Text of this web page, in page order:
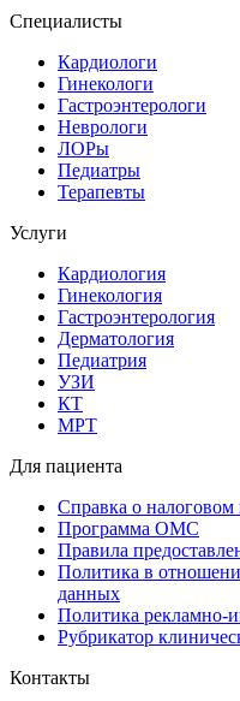
Специалисты
Кардиологи
Гинекологи
Гастроэнтерологи
Неврологи
ЛОРы
Педиатры
Терапевты
Услуги
Кардиология
Гинекология
Гастроэнтерология
Дерматология
Педиатрия
УЗИ
КТ
МРТ
Для пациента
Справка о налоговом
Программа ОМС
Правила
Политика в
данных
Политика рекламно-
Рубрикатор
Контакты